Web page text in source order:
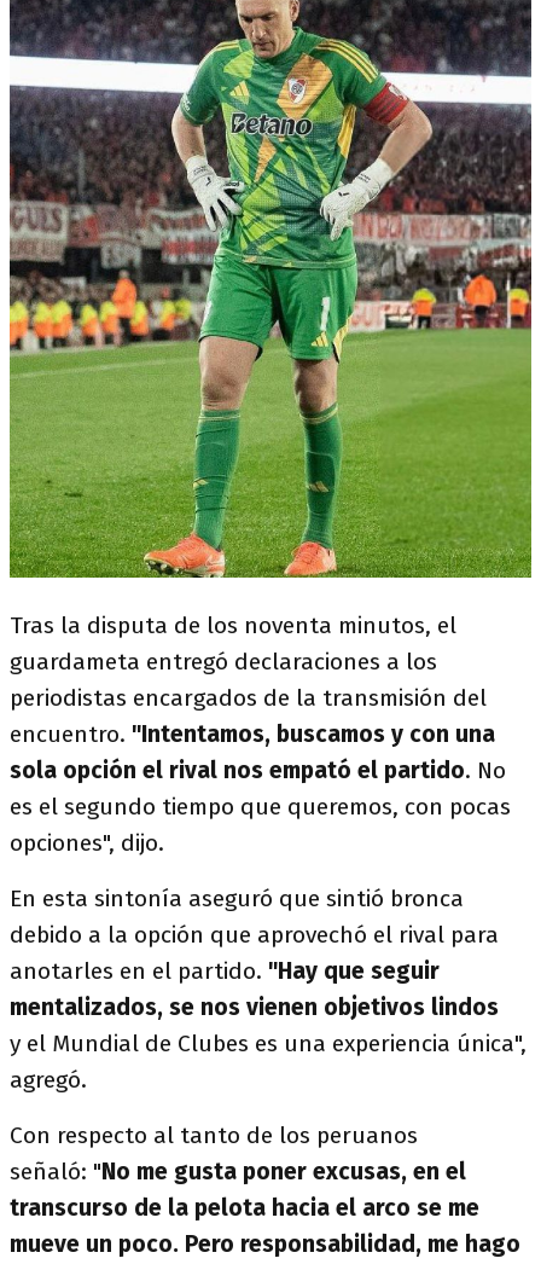
Tras la disputa de los noventa minutos, el
guardameta entregó declaraciones a los
periodistas encargados de la transmisión del
encuentro. "Intentamos, buscamos y con una
sola opción el rival nos empató el partido. No
es el segundo tiempo que queremos, con pocas
opciones", dijo.
En esta sintonía aseguró que sintió bronca
debido a la opción que aprovechó el rival para
anotarles en el partido. "Hay que seguir
mentalizados, se nos vienen objetivos lindos
y el Mundial de Clubes es una experiencia única",
agregó.
Con respecto al tanto de los peruanos
señaló: "No me gusta poner excusas, en el
transcurso de la pelota hacia el arco se me
mueve un poco. Pero responsabilidad, me hago